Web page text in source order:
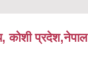
कोशी प्रदेश,नेपाल